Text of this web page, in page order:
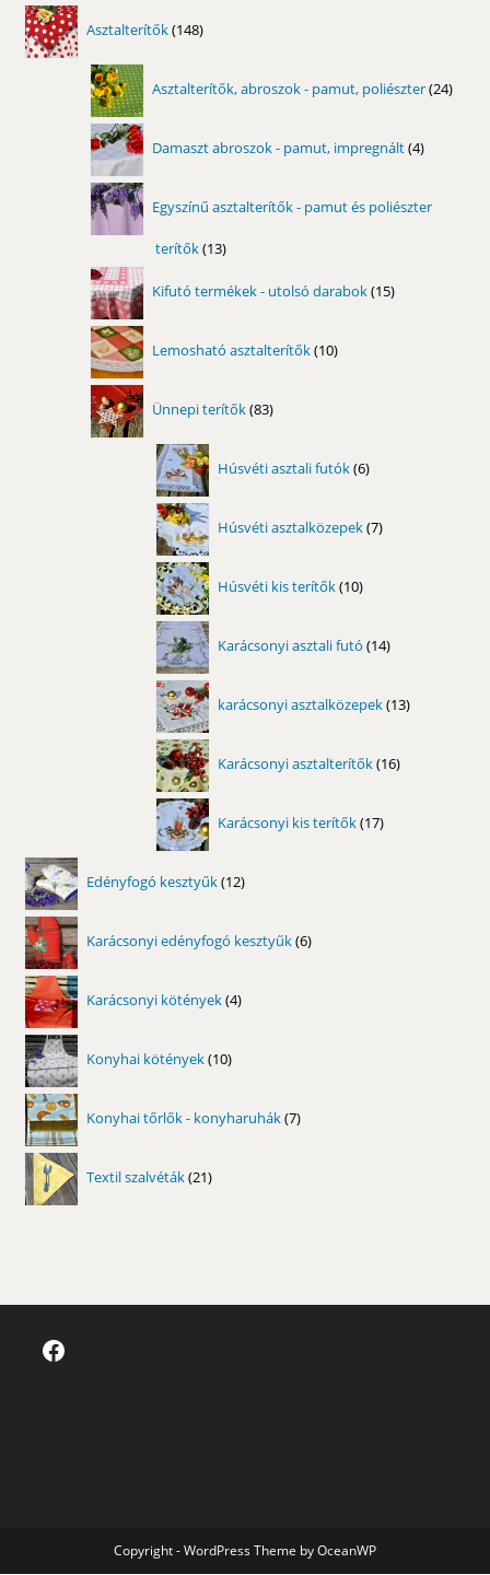
Asztalterítők 148
termék
Asztalterítők, abroszok - pamut, poliészter 24
Damaszt abroszok - pamut, impregnált 4
termék
Egyszínű asztalterítők - pamut és poliészter
terítők 1313
Kifutó termékek - utolsó darabok 15
termék
Lemosható asztalterítők 10
termék
Ünnepi terítők 83
termék
Húsvéti asztali futók 6
termék
Húsvéti asztalközepek 7
termék
Húsvéti kis terítők 10
termék
Karácsonyi asztali futó 14
termék
karácsonyi asztalközepek 13
termék
Karácsonyi asztalterítők 16
termék
Karácsonyi kis terítők 17
termék
Edényfogó kesztyűk 12
termék
Karácsonyi edényfogó kesztyűk 6
termék
Karácsonyi kötények 4
termék
Konyhai kötények 10
termék
Konyhai tőrlők - konyharuhák 7
termék
Textil szalvéták 21
termék
Facebook
Copyright - WordPress Theme by OceanWP